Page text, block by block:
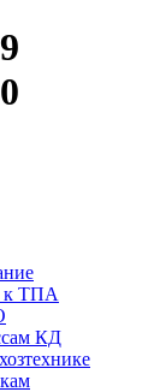
к ТПА
КД